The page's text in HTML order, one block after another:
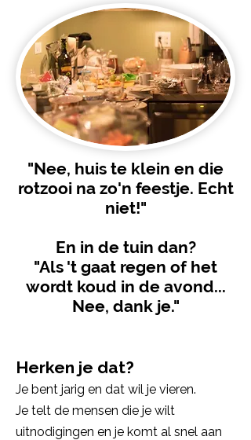
"Nee, huis te klein en die
rotzooi na zo'n feestje. Echt
niet!"
En in de tuin dan?
"Als 't gaat regen of het
wordt koud in de avond...
Nee, dank je."
Herken je dat?
Je bent jarig en dat wil je vieren.
Je telt de mensen die je wilt
uitnodigingen en je komt al snel aan